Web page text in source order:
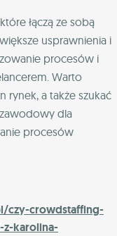
łączą ze sobą
usprawnienia i
procesów i
Warto
rynek, a także szukać
dla
procesów
czy-crowdstaffing-
karolina-